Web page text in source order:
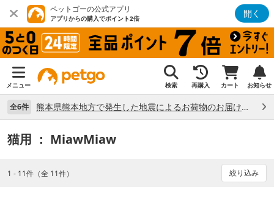
ペットゴーの公式アプリ
アプリからの購入でポイント2倍 開く
メニュー 検索 再購入 カート お知らせ
全6件 熊本県熊本地方で発生した地震によるお荷物のお届け状況について （7/28）
猫用 ： MiawMiaw
1 - 11件（全 11件） 絞り込み